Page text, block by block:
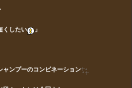
くしたい 」
ャンプーのコンビネーション